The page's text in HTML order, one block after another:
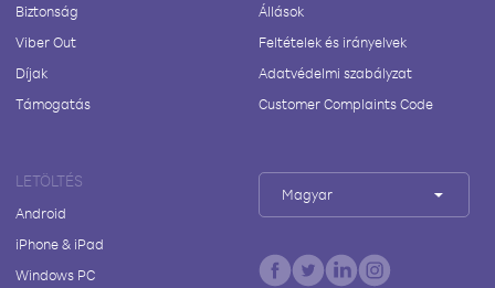
Biztonság
Viber Out
Díjak
Támogatás
Állások
Feltételek és irányelvek
Adatvédelmi szabályzat
Customer Complaints Code
LETÖLTÉS
Android
iPhone & iPad
Windows PC
Magyar